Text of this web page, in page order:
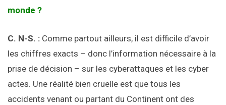
monde ?
C. N-S. : Comme partout ailleurs, il est difficile d’avoir
les chiffres exacts – donc l’information nécessaire à la
prise de décision – sur les cyberattaques et les cyber
actes. Une réalité bien cruelle est que tous les
accidents venant ou partant du Continent ont des